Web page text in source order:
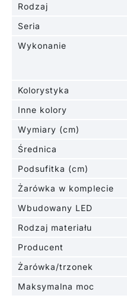
Rodzaj
Seria
Wykonanie
Kolorystyka
Inne kolory
Wymiary (cm)
Średnica
Podsufitka (cm)
Żarówka w komplecie
Wbudowany LED
Rodzaj materiału
Producent
Żarówka/trzonek
Maksymalna moc